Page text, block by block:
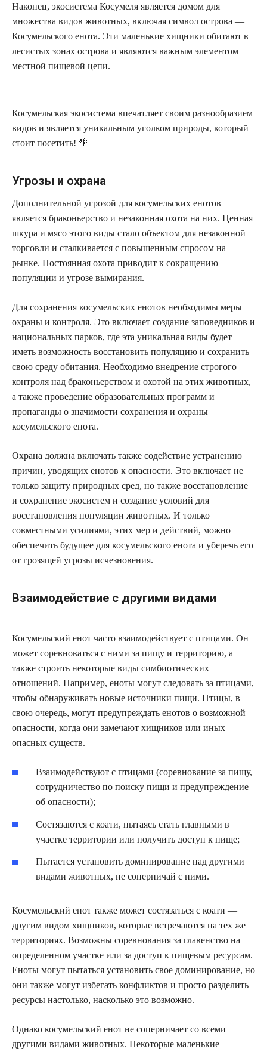
Наконец, экосистема Косумеля является домом для
множества видов животных, включая символ острова —
Косумельского енота. Эти маленькие хищники обитают в
лесистых зонах острова и являются важным элементом
местной пищевой цепи.
Косумельская экосистема впечатляет своим разнообразием
видов и является уникальным уголком природы, который
стоит посетить! 🌴
Угрозы и охрана
Дополнительной угрозой для косумельских енотов
является браконьерство и незаконная охота на них. Ценная
шкура и мясо этого виды стало объектом для незаконной
торговли и сталкивается с повышенным спросом на
рынке. Постоянная охота приводит к сокращению
популяции и угрозе вымирания.
Для сохранения косумельских енотов необходимы меры
охраны и контроля. Это включает создание заповедников и
национальных парков, где эта уникальная виды будет
иметь возможность восстановить популяцию и сохранить
свою среду обитания. Необходимо внедрение строгого
контроля над браконьерством и охотой на этих животных,
а также проведение образовательных программ и
пропаганды о значимости сохранения и охраны
косумельского енота.
Охрана должна включать также содействие устранению
причин, уводящих енотов к опасности. Это включает не
только защиту природных сред, но также восстановление
и сохранение экосистем и создание условий для
восстановления популяции животных. И только
совместными усилиями, этих мер и действий, можно
обеспечить будущее для косумельского енота и уберечь его
от грозящей угрозы исчезновения.
Взаимодействие с другими видами
Косумельский енот часто взаимодействует с птицами. Он
может соревноваться с ними за пищу и территорию, а
также строить некоторые виды симбиотических
отношений. Например, еноты могут следовать за птицами,
чтобы обнаруживать новые источники пищи. Птицы, в
свою очередь, могут предупреждать енотов о возможной
опасности, когда они замечают хищников или иных
опасных существ.
Взаимодействуют с птицами (соревнование за пищу,
сотрудничество по поиску пищи и предупреждение
об опасности);
Состязаются с коати, пытаясь стать главными в
участке территории или получить доступ к пище;
Пытается установить доминирование над другими
видами животных, не соперничай с ними.
Косумельский енот также может состязаться с коати —
другим видом хищников, которые встречаются на тех же
территориях. Возможны соревнования за главенство на
определенном участке или за доступ к пищевым ресурсам.
Еноты могут пытаться установить свое доминирование, но
они также могут избегать конфликтов и просто разделить
ресурсы настолько, насколько это возможно.
Однако косумельский енот не соперничает со всеми
другими видами животных. Некоторые маленькие